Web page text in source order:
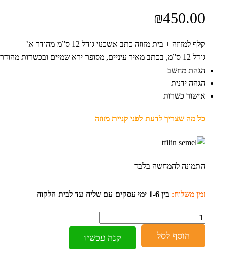
₪450.00
קלף למזוזה + בית מזוזה כתב אשכנזי גודל 12 ס”מ מהודר א’
גודל 12 ס”מ, בכתב מאיר עיניים, מסופר ירא שמיים ובכשרות מהודרת.
הגהת מחשב
הגהה ידנית
אישור כשרות
כל מה שצריך לדעת לפני קניית מזוזה
התמונה להמחשה בלבד
זמן משלוח: בין 1-6 ימי עסקים עם שליח עד לבית הלקוח
כמות
הוסף לסל
קנה עכשיו